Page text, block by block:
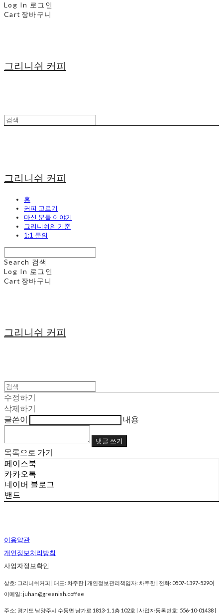
Log In 로그인
Cart 장바구니
그리니쉬 커피
그리니쉬 커피
홈
커피 고르기
마신 분들 이야기
그리니쉬의 기준
1:1 문의
Search 검색
Log In 로그인
Cart 장바구니
그리니쉬 커피
수정하기
삭제하기
글쓴이
내용
댓글 쓰기
목록으로 가기
페이스북
카카오톡
네이버 블로그
밴드
이용약관
개인정보처리방침
사업자정보확인
상호: 그리니쉬커피 | 대표: 차주한 | 개인정보관리책임자: 차주한 | 전화: 0507-1397-5290 |
이메일: juhan@greenish.coffee
주소: 경기도 남양주시 수동면 남가로 1813-1, 1층 102호 | 사업자등록번호: 556-10-01438 |